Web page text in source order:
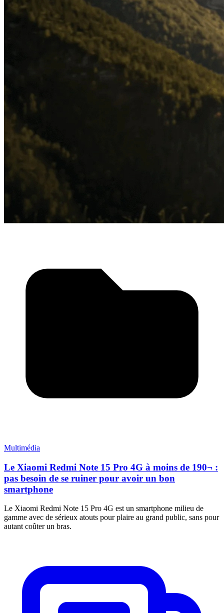
Multimédia
Le Xiaomi Redmi Note 15 Pro 4G à moins de 190¬ :
pas besoin de se ruiner pour avoir un bon
smartphone
Le Xiaomi Redmi Note 15 Pro 4G est un smartphone milieu de
gamme avec de sérieux atouts pour plaire au grand public, sans pour
autant coûter un bras.